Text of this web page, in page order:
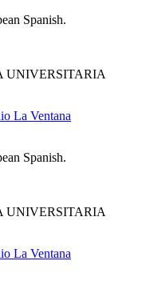
Spanish.
UNIVERSITARIA
La Ventana
Spanish.
UNIVERSITARIA
La Ventana